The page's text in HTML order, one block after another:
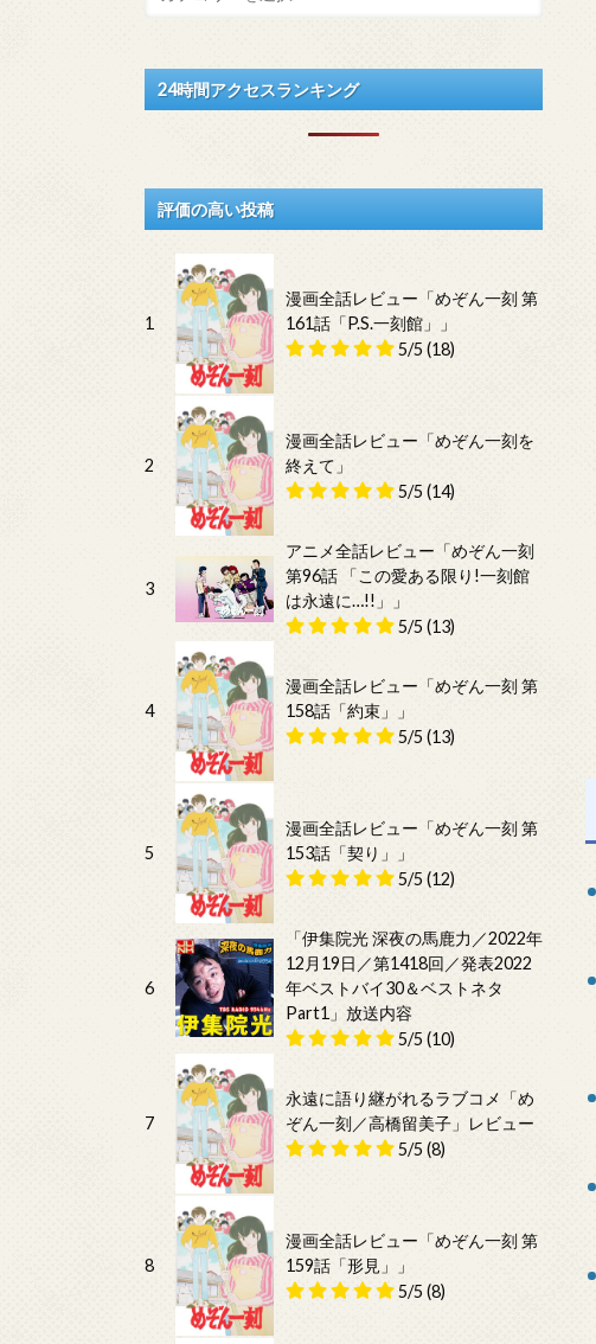
24時間アクセスランキング
評価の高い投稿
1
漫画全話レビュー「めぞん一刻 第
161話「P.S.一刻館」」
5/5 (18)
2
漫画全話レビュー「めぞん一刻を
終えて」
5/5 (14)
3
アニメ全話レビュー「めぞん一刻
第96話 「この愛ある限り!一刻館
は永遠に…!!」」
5/5 (13)
4
漫画全話レビュー「めぞん一刻 第
158話「約束」」
5/5 (13)
5
漫画全話レビュー「めぞん一刻 第
153話「契り」」
5/5 (12)
6
「伊集院光 深夜の馬鹿力／2022年
12月19日／第1418回／発表2022
年ベストバイ30＆ベストネタ
Part1」放送内容
5/5 (10)
7
永遠に語り継がれるラブコメ「め
ぞん一刻／高橋留美子」レビュー
5/5 (8)
8
漫画全話レビュー「めぞん一刻 第
159話「形見」」
5/5 (8)